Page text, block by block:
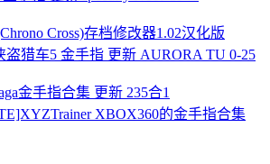
Cross)存档修改器1.02汉化版
盗猎车5 金手指 更新 AURORA TU 0-25
金手指合集 更新 235合1
XBOX360的金手指合集